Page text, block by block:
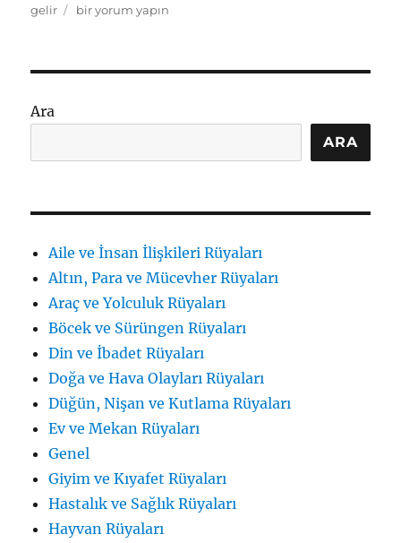
gelir
Rüyada
Tabirleri
bir yorum yapın
Ara
ARA
Aile ve İnsan İlişkileri Rüyaları
Altın, Para ve Mücevher Rüyaları
Araç ve Yolculuk Rüyaları
Böcek ve Sürüngen Rüyaları
Din ve İbadet Rüyaları
Doğa ve Hava Olayları Rüyaları
Düğün, Nişan ve Kutlama Rüyaları
Ev ve Mekan Rüyaları
Genel
Giyim ve Kıyafet Rüyaları
Hastalık ve Sağlık Rüyaları
Hayvan Rüyaları